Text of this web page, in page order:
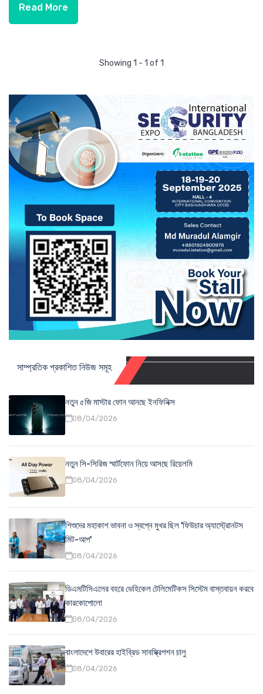
Read More
Showing 1 - 1 of 1
সাম্প্রতিক প্রকাশিত নিউজ সমূহ
নতুন ৫জি মাস্টার ফোন আনছে ইনফিনিক্স
08/04/2026
নতুন সি-সিরিজ স্মার্টফোন নিয়ে আসছে রিয়েলমি
08/04/2026
শিশুদের মহাকাশ ভাবনা ও স্বপ্নে মুখর ছিল 'ফিউচার অ্যাস্ট্রোনটস
মিট-আপ'
08/04/2026
ডিএমটিসিএলের বহরে ভেহিকেল টেলিমেটিকস সিস্টেম বাস্তবায়ন করবে
কারকোপোলো
08/04/2026
বাংলাদেশে উবারের হাইব্রিড সাবস্ক্রিপশন চালু
08/04/2026